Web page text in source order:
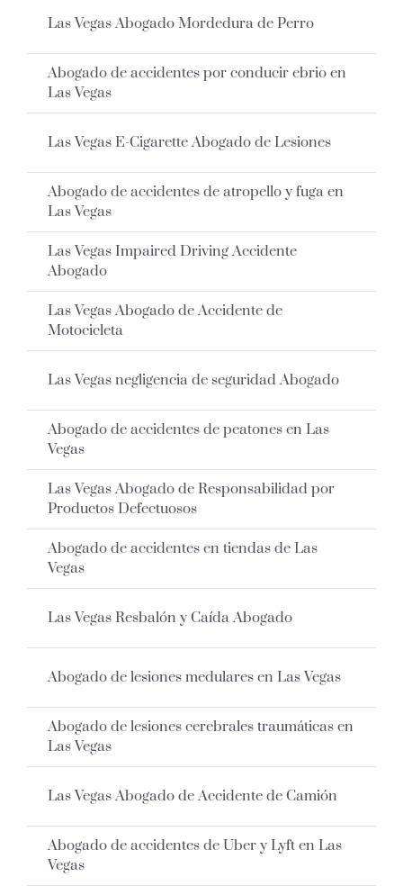
Las Vegas Abogado Mordedura de Perro
Abogado de accidentes por conducir ebrio en
Las Vegas
Las Vegas E-Cigarette Abogado de Lesiones
Abogado de accidentes de atropello y fuga en
Las Vegas
Las Vegas Impaired Driving Accidente
Abogado
Las Vegas Abogado de Accidente de
Motocicleta
Las Vegas negligencia de seguridad Abogado
Abogado de accidentes de peatones en Las
Vegas
Las Vegas Abogado de Responsabilidad por
Productos Defectuosos
Abogado de accidentes en tiendas de Las
Vegas
Las Vegas Resbalón y Caída Abogado
Abogado de lesiones medulares en Las Vegas
Abogado de lesiones cerebrales traumáticas en
Las Vegas
Las Vegas Abogado de Accidente de Camión
Abogado de accidentes de Uber y Lyft en Las
Vegas